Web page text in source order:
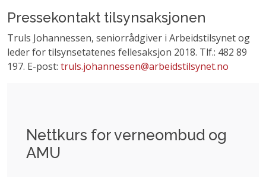
Pressekontakt tilsynsaksjonen
Truls Johannessen, seniorrådgiver i Arbeidstilsynet og
leder for tilsynsetatenes fellesaksjon 2018. Tlf.: 482 89
197. E-post: truls.johannessen@arbeidstilsynet.no
Nettkurs for verneombud og
AMU